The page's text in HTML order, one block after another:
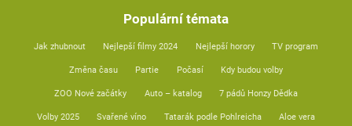
Populární témata
Jak zhubnout Nejlepší filmy 2024 Nejlepší horory TV program
Změna času Partie Počasí Kdy budou volby
ZOO Nové začátky Auto – katalog 7 pádů Honzy Dědka
Volby 2025 Svařené víno Tatarák podle Pohlreicha Aloe vera